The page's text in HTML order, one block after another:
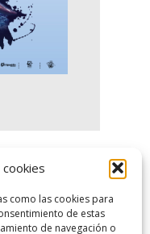
como las cookies para
de estas
de navegación o